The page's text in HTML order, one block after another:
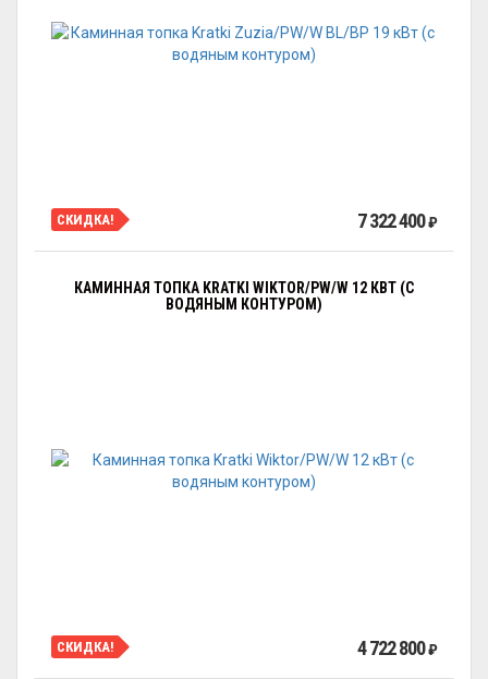
СКИДКА! 7 322 400₽
КАМИННАЯ ТОПКА KRATKI WIKTOR/PW/W 12 КВТ (С
ВОДЯНЫМ КОНТУРОМ)
СКИДКА! 4 722 800₽